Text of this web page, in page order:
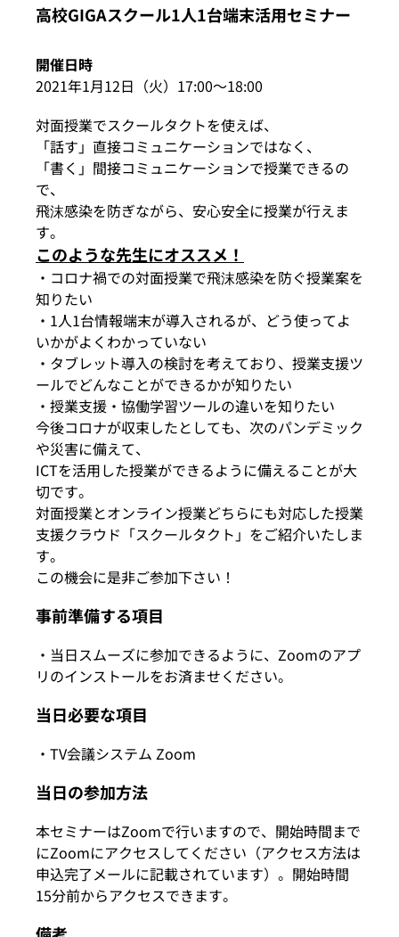
よくある質問
高校GIGAスクール1人1台端末活用セミナー
開催日時
2021年1月12日（火）17:00〜18:00
対面授業でスクールタクトを使えば、
「話す」直接コミュニケーションではなく、
「書く」間接コミュニケーションで授業できるの
で、
飛沫感染を防ぎながら、安心安全に授業が行えま
す。
このような先生にオススメ！
・コロナ禍での対面授業で飛沫感染を防ぐ授業案を
知りたい
・1人1台情報端末が導入されるが、どう使ってよ
いかがよくわかっていない
・タブレット導入の検討を考えており、授業支援ツ
ールでどんなことができるかが知りたい
・授業支援・協働学習ツールの違いを知りたい
今後コロナが収束したとしても、次のパンデミック
や災害に備えて、
ICTを活用した授業ができるように備えることが大
切です。
対面授業とオンライン授業どちらにも対応した授業
支援クラウド「スクールタクト」をご紹介いたしま
す。
この機会に是非ご参加下さい！
事前準備する項目
・当日スムーズに参加できるように、Zoomのアプ
リのインストールをお済ませください。
当日必要な項目
・TV会議システム Zoom
当日の参加方法
本セミナーはZoomで行いますので、開始時間まで
にZoomにアクセスしてください（アクセス方法は
申込完了メールに記載されています）。開始時間
15分前からアクセスできます。